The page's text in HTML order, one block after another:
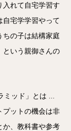
入れて自宅学習す
自宅学学習やって
ちの子は結構家庭
という親御さんの
プットの機会は非
か、教科書や参考